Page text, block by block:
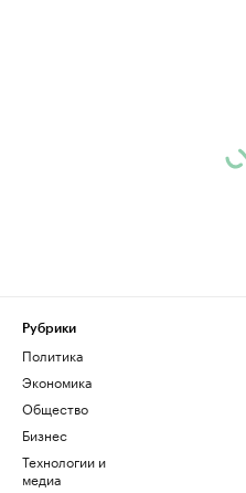
Рубрики
Политика
Экономика
Общество
Бизнес
Технологии и
медиа